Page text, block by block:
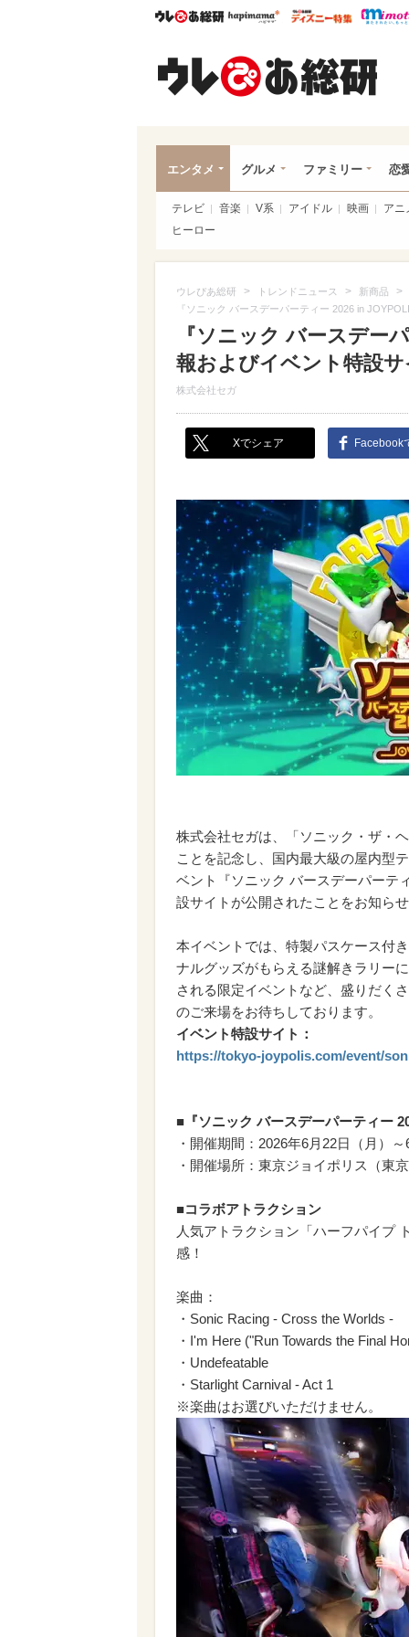
ウレぴあ総研ハピママ*
ウレぴ
エンタメ グルメ ファミリー 恋
テレビ 音楽 V系 アイドル 映画
アニ
ヒーロー
ウレぴあ総研 > トレンドニュース > 新商品 >
『ソニック バースデーパーティー 2026 in
『ソニック バースデー
報およびイベント特設
株式会社セガ
Xでシェア Facebook
株式会社セガは、「ソニック・ザ・
ことを記念し、国内最大級の屋内型
ベント『ソニック バースデーパーテ
設サイトが公開されたことをお知ら
本イベントでは、特製パスケース付
ナルグッズがもらえる謎解きラリー
される限定イベントなど、盛りだく
のご来場をお待ちしております。
イベント特設サイト：
https://tokyo-joypolis.com/event/
■『ソニック バースデーパーティー
・開催期間：2026年6月22日（月）
・開催場所：東京ジョイポリス（東
■コラボアトラクション
人気アトラクション「ハーフパイプ
感！
楽曲：
・Sonic Racing - Cross the Worlds -
・I'm Here ("Run Towards the Final
・Undefeatable
・Starlight Carnival - Act 1
※楽曲はお選びいただけません。